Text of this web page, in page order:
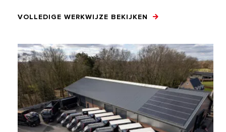
VOLLEDIGE WERKWIJZE BEKIJKEN